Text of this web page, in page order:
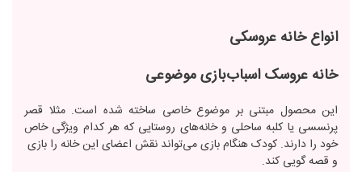
انواع خانه عروسکی
خانه عروسک اسباب‌بازی موضوعی
این محصول مبتنی بر موضوع خاصی ساخته شده است. مثلا قصر
پرنسسی یا کلبه ساحلی و خانه‌های روستایی که هر کدام ویژگی خاص
خود را دارند. کودک هنگام بازی می‌تواند نقش اعضای این خانه را بازی
و قصه گویی کند.